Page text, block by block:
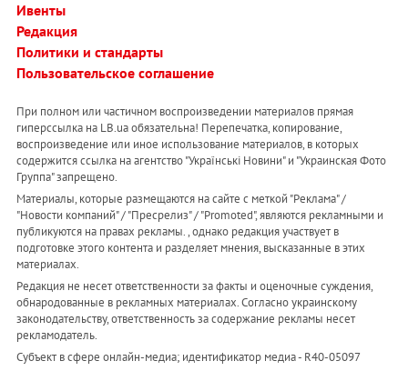
Ивенты
Редакция
Политики и стандарты
Пользовательское соглашение
При полном или частичном воспроизведении материалов прямая
гиперссылка на LB.ua обязательна! Перепечатка, копирование,
воспроизведение или иное использование материалов, в которых
содержится ссылка на агентство "Українськi Новини" и "Украинская Фото
Группа" запрещено.
Материалы, которые размещаются на сайте с меткой "Реклама" /
"Новости компаний" / "Пресрелиз" / "Promoted", являются рекламными и
публикуются на правах рекламы. , однако редакция участвует в
подготовке этого контента и разделяет мнения, высказанные в этих
материалах.
Редакция не несет ответственности за факты и оценочные суждения,
обнародованные в рекламных материалах. Согласно украинскому
законодательству, ответственность за содержание рекламы несет
рекламодатель.
Субъект в сфере онлайн-медиа; идентификатор медиа - R40-05097